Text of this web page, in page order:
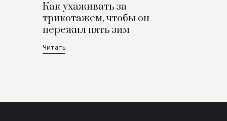
Как ухаживать за
трикотажем, чтобы он
пережил пять зим
Читать